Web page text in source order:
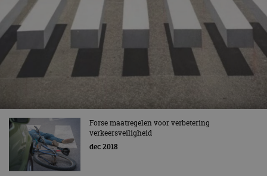
Forse maatregelen voor verbetering
verkeersveiligheid
dec 2018